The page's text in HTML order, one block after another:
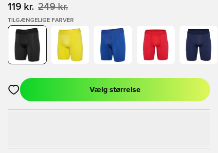
119 kr. 249 kr.
TILGÆNGELIGE FARVER
Åbner en Modal til at logge ind eller tilmelde dig som medlem
Vælg størrelse